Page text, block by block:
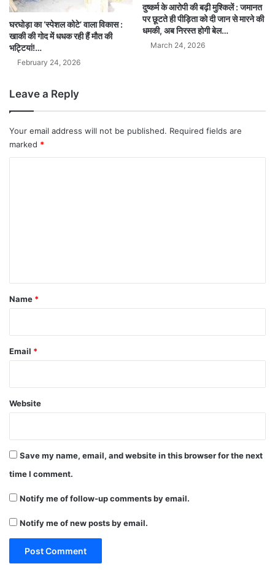
घरघोड़ा का ‘स्पेशल कोटे’ वाला विकास :
खाकी की गोद में धधक रही हैं मौत की
भट्टियां!…
February 24, 2026
दुष्कर्म के आरोपी की बढ़ी मुश्किलें : जमानत
पर छूटते ही पीड़िता को दी जान से मारने की
धमकी, अब निरस्त होगी बेल…
March 24, 2026
Leave a Reply
Your email address will not be published. Required fields are
marked *
*
Name *
Email *
Website
Save my name, email, and website in this browser for the next
time I comment.
Notify me of follow-up comments by email.
Notify me of new posts by email.